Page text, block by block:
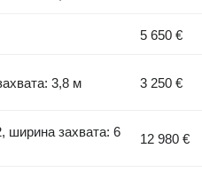
5 650 €
3,8 м 3 250 €
ширина захвата: 6
12 980 €